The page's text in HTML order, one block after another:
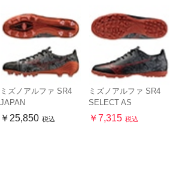
ミズノアルファ SR4
JAPAN
￥25,850 税込
ミズノアルファ SR4
SELECT AS
￥7,315 税込